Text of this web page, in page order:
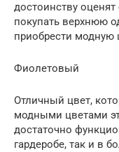
достоинству
покупать верхнюю
приобрести модную
Фиолетовый
Отличный цвет,
модными цветами
достаточно
гардеробе, так и в